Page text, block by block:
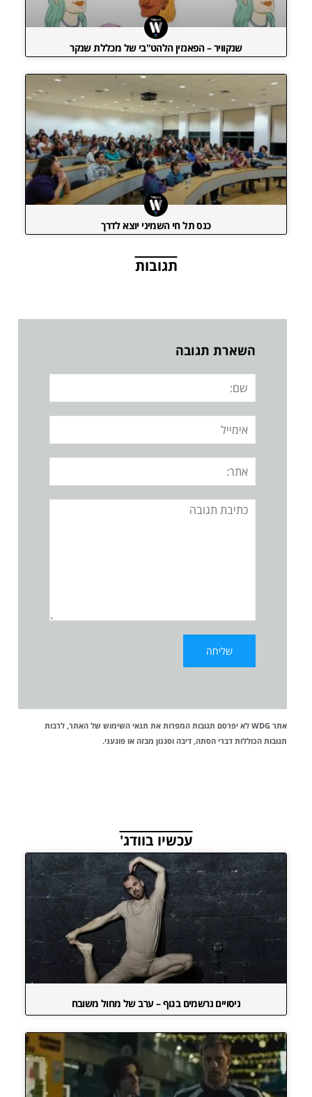
שנקוויר – הפאנזין הלהט"בי של מכללת שנקר
כנס תל חי השמיני יוצא לדרך
תגובות
השארת תגובה
שם:
אימייל
אתר:
תגובה
אתר WDG לא יפרסם תגובות המפרות את תנאי השימוש של האתר, לרבות
תגובות הכוללות דברי הסתה, דיבה וסגנון מבזה או פוגעני.
עכשיו בוודג'
ניסויים נרשמים בגוף – ערב של מחול משובח